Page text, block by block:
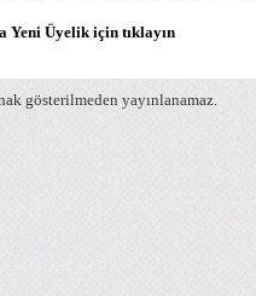
Yeni Üyelik içintıklayın
gösterilmeden yayınlanamaz.